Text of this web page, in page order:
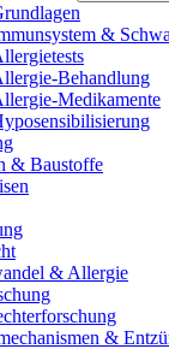
&
Behandlung
Medikamente
& Baustoffe
& Allergie
&